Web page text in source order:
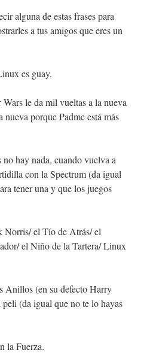
alguna de estas frases para
a tus amigos que eres un
es guay.
le da mil vueltas a la nueva
porque Padme está más
hay nada, cuando vuelva a
con la Spectrum (da igual
tener una y que los juegos
el Tío de Atrás/ el
el Niño de la Tartera/ Linux
Anillos (en su defecto Harry
(da igual que no te lo hayas
la Fuerza.